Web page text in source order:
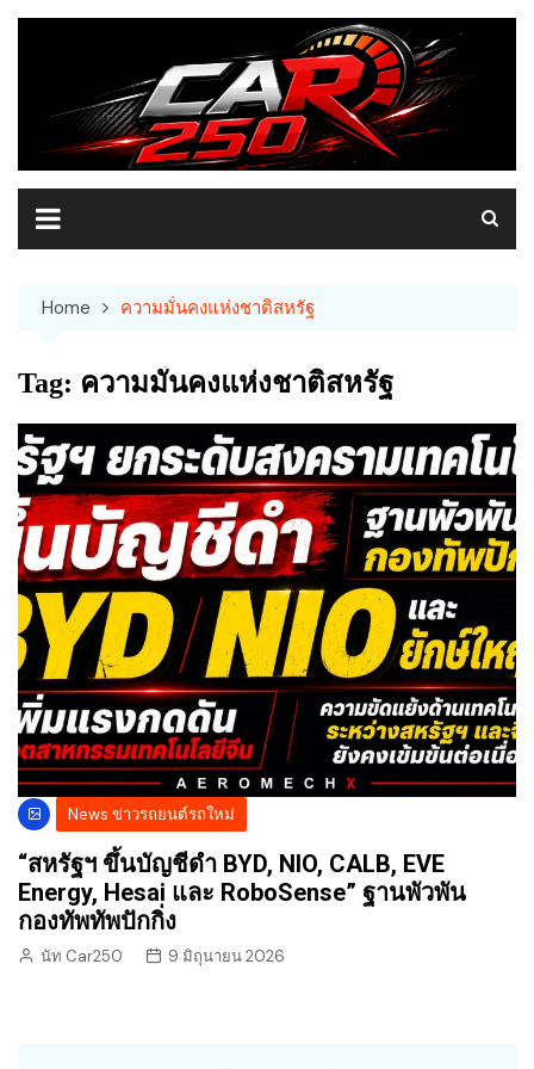
Skip
Home ความมั่นคงแห่งชาติสหรัฐ
Tag: ความมั่นคงแห่งชาติสหรัฐ
News ข่าวรถยนต์รถใหม่
“สหรัฐฯ ขึ้นบัญชีดำ BYD, NIO, CALB, EVE
Energy, Hesai และ RoboSense” ฐานพัวพัน
กองทัพทัพปักกิ่ง
นัท Car250 9 มิถุนายน 2026